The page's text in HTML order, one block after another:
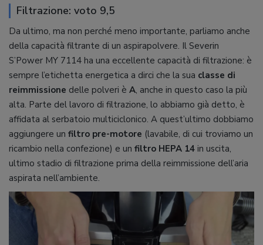
Filtrazione: voto 9,5
Da ultimo, ma non perché meno importante, parliamo anche
della capacità filtrante di un aspirapolvere. Il Severin
S’Power MY 7114 ha una eccellente capacità di filtrazione: è
sempre l’etichetta energetica a dirci che la sua classe di
reimmissione delle polveri è A, anche in questo caso la più
alta. Parte del lavoro di filtrazione, lo abbiamo già detto, è
affidata al serbatoio multiciclonico. A quest’ultimo dobbiamo
aggiungere un filtro pre-motore (lavabile, di cui troviamo un
ricambio nella confezione) e un filtro HEPA 14 in uscita,
ultimo stadio di filtrazione prima della reimmissione dell’aria
aspirata nell’ambiente.